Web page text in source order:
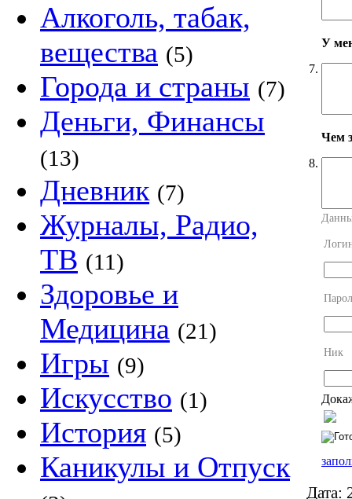
Алкоголь, табак,
вещества (5)
Города и страны (7)
Деньги, Финансы
(13)
Дневник (7)
Журналы, Радио,
ТВ (11)
Здоровье и
Медицина (21)
Игры (9)
Искусство (1)
История (5)
Каникулы и Отпуск
7.
У
8.
Чем
Ник
Дата: